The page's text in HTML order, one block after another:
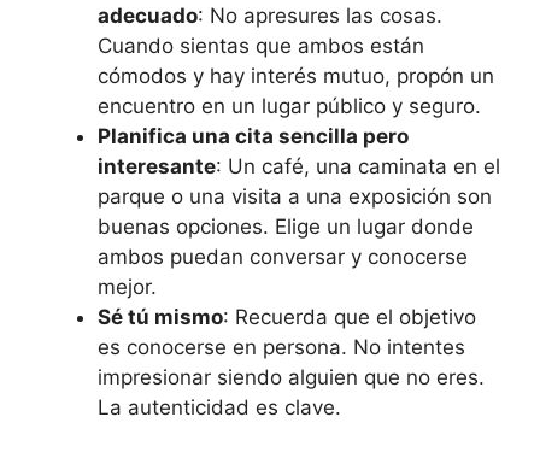
adecuado: No apresures las cosas.
Cuando sientas que ambos están
cómodos y hay interés mutuo, propón un
encuentro en un lugar público y seguro.
Planifica una cita sencilla pero
interesante: Un café, una caminata en el
parque o una visita a una exposición son
buenas opciones. Elige un lugar donde
ambos puedan conversar y conocerse
mejor.
Sé tú mismo: Recuerda que el objetivo
es conocerse en persona. No intentes
impresionar siendo alguien que no eres.
La autenticidad es clave.